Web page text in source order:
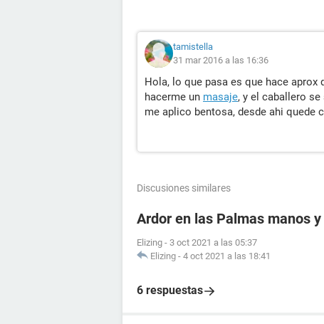
tamistella
31 mar 2016 a las 16:36
Hola, lo que pasa es que hace
hacerme un masaje, y el caballero
me aplico bentosa, desde ahi quede
Discusiones similares
Ardor en las Palmas manos
Elizing - 3 oct 2021 a las 05:37
Elizing - 4 oct 2021 a las 18:41
6 respuestas